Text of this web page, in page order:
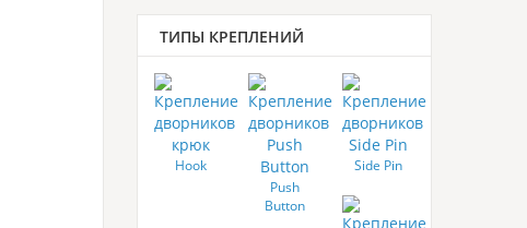
ТИПЫ КРЕПЛЕНИЙ
Hook
Push
Button
Side Pin